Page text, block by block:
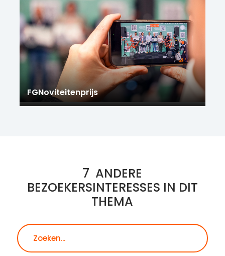
FGNoviteitenprijs
7 ANDERE
BEZOEKERSINTERESSES IN DIT
THEMA